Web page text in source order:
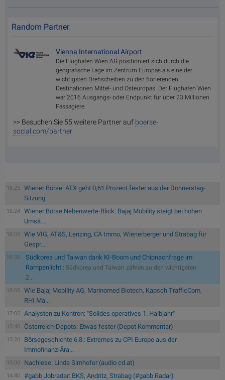
Random Partner
Vienna International Airport
Die Flughafen Wien AG positioniert sich durch die
geografische Lage im Zentrum Europas als eine der
wichtigsten Drehscheiben zu den florierenden
Destinationen Mittel- und Osteuropas. Der Flughafen Wien
war 2016 Ausgangs- oder Endpunkt für über 23 Millionen
Passagiere.
>> Besuchen Sie 55 weitere Partner auf boerse-
social.com/partner
18:25
Wiener Börse: ATX geht 0,61 Prozent fester aus der Donnerstag-
Sitzung
18:24
Wiener Börse Nebenwerte-Blick: Bajaj Mobility steigt bei hohen
Umsä...
18:05
Wie VIG, AT&S, Lenzing, CA Immo, Wienerberger und Strabag für
Gespr...
05.08.
Südkorea und Taiwan dank KI-Boom und Chipnachfrage im
Rampenlicht : Südkorea und Taiwan zählen zu den wichtigsten
Z...
18:05
Wie Bajaj Mobility AG, Marinomed Biotech, Kapsch TrafficCom,
RHI Ma...
17:05 Analysten zu Kontron: "Solides operatives 1. Halbjahr"
15:40 Österreich-Depots: Etwas fester (Depot Kommentar)
15:20
Börsegeschichte 6.8.: Extremes zu CPI Europe aus der
Immofinanz-Ära...
15:00 Nachlese: Linda Simhofer (audio cd.at)
14:40 #gabb Jobradar: BKS, Andritz, Strabag (#gabb Radar)